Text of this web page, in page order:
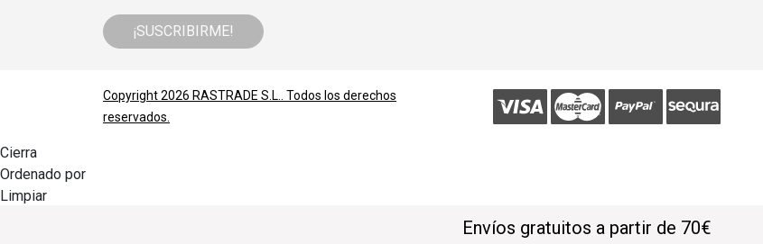
¡SUSCRIBIRME!
Copyright 2026 RASTRADE S.L.
. Todos los derechos
reservados.
Envíos gratuitos a partir de 70€
Cierra
Ordenado por
Limpiar